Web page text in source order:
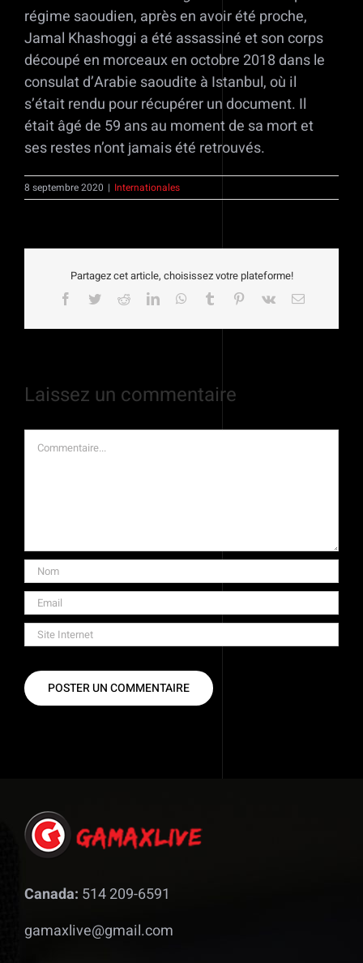
régime saoudien, après en avoir été proche,
Jamal Khashoggi a été assassiné et son corps
découpé en morceaux en octobre 2018 dans le
consulat d’Arabie saoudite à Istanbul, où il
s’était rendu pour récupérer un document. Il
était âgé de 59 ans au moment de sa mort et
ses restes n’ont jamais été retrouvés.
8 septembre 2020 | Internationales
Partagez cet article, choisissez votre plateforme!
Facebook
TwitterRedditLinkedInWhatsApp
Tumblr Pinterest
Vk Email
Laissez un commentaire
Commentaire
Canada: 514 209-6591
gamaxlive@gmail.com